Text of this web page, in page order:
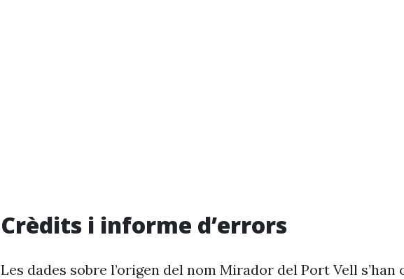
Crèdits i informe d’errors
Les dades sobre l’origen del nom Mirador del Port Vell